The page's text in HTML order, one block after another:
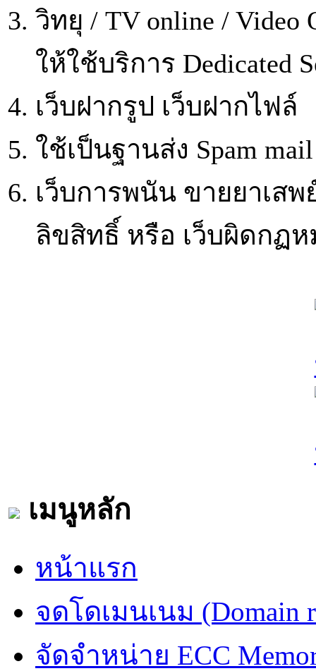
วิทยุ / TV online /
ให้ใช้บริการ Dedicated
เว็บฝากรูป เว็บฝากไฟล์
ใช้เป็นฐานส่ง Spam mail
เว็บการพนัน ขายยาเส
ลิขสิทธิ์ หรือ เว็บผิดกฏ
เมนูหลัก
หน้าแรก
จดโดเมนเนม (Domain
จัดจำหน่าย ECC